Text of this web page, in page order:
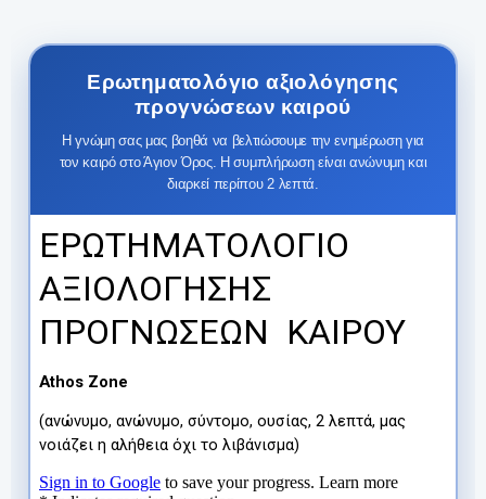
Ερωτηματολόγιο αξιολόγησης
προγνώσεων καιρού
Η γνώμη σας μας βοηθά να βελτιώσουμε την ενημέρωση για
τον καιρό στο Άγιον Όρος. Η συμπλήρωση είναι ανώνυμη και
διαρκεί περίπου 2 λεπτά.